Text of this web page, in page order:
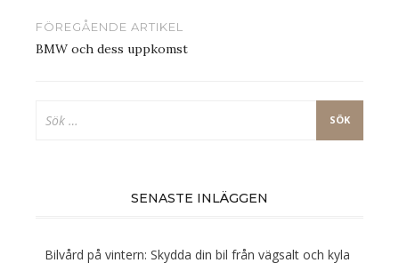
Inläggsnavigering
FÖREGÅENDE ARTIKEL
BMW och dess uppkomst
efter:
SENASTE INLÄGGEN
Bilvård på vintern: Skydda din bil från vägsalt och kyla